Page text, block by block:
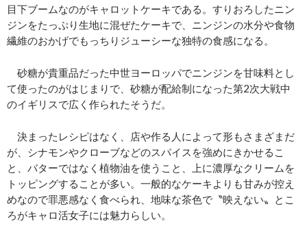
目下ブームなのがキャロットケーキである。すりおろしたニン
ジンをたっぷり生地に混ぜたケーキで、ニンジンの水分や食物
繊維のおかげでもっちりジューシーな独特の食感になる。
砂糖が貴重品だった中世ヨーロッパでニンジンを甘味料とし
て使ったのがはじまりで、砂糖が配給制になった第2次大戦中
のイギリスで広く作られたそうだ。
決まったレシピはなく、店や作る人によって形もさまざまだ
が、シナモンやクローブなどのスパイスを強めにきかせるこ
と、バターではなく植物油を使うこと、上に濃厚なクリームを
トッピングすることが多い。一般的なケーキよりも甘みが控え
めなので罪悪感なく食べられ、地味な茶色で〝映えない〟とこ
ろがキャロ活女子には魅力らしい。